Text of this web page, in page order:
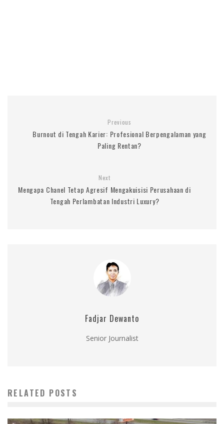
Previous
Burnout di Tengah Karier: Profesional Berpengalaman yang
Paling Rentan?
Next
Mengapa Chanel Tetap Agresif Mengakuisisi Perusahaan di
Tengah Perlambatan Industri Luxury?
Fadjar Dewanto
Senior Journalist
RELATED POSTS